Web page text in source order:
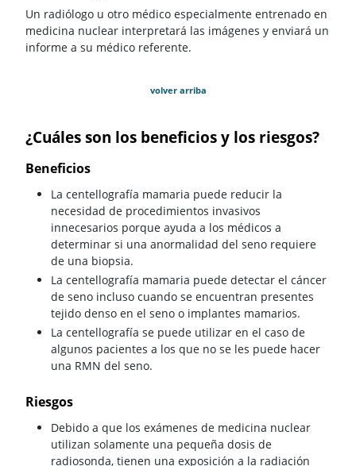
Un radiólogo u otro médico especialmente entrenado en
medicina nuclear interpretará las imágenes y enviará un
informe a su médico referente.
volver arriba
¿Cuáles son los beneficios y los riesgos?
Beneficios
La centellografía mamaria puede reducir la
necesidad de procedimientos invasivos
innecesarios porque ayuda a los médicos a
determinar si una anormalidad del seno requiere
de una biopsia.
La centellografía mamaria puede detectar el cáncer
de seno incluso cuando se encuentran presentes
tejido denso en el seno o implantes mamarios.
La centellografía se puede utilizar en el caso de
algunos pacientes a los que no se les puede hacer
una RMN del seno.
Riesgos
Debido a que los exámenes de medicina nuclear
utilizan solamente una pequeña dosis de
radiosonda, tienen una exposición a la radiación